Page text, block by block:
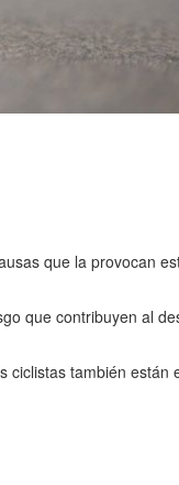
que la provocan
que contribuyen al
ciclistas también están